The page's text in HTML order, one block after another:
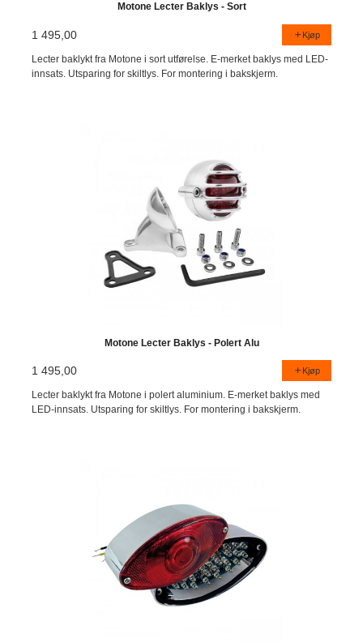
Motone Lecter Baklys - Sort
1 495,00 Kjøp
Lecter baklykt fra Motone i sort utførelse. E-merket baklys med LED-
innsats. Utsparing for skiltlys. For montering i bakskjerm.
Motone Lecter Baklys - Polert Alu
1 495,00 Kjøp
Lecter baklykt fra Motone i polert aluminium. E-merket baklys med
LED-innsats. Utsparing for skiltlys. For montering i bakskjerm.